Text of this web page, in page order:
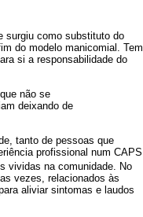
surgiu como substituto do
do modelo manicomial. Tem
si a responsabilidade do
não se
deixando de
tanto de pessoas que
profissional num CAPS
vividas na comunidade. No
vezes, relacionados às
aliviar sintomas e laudos